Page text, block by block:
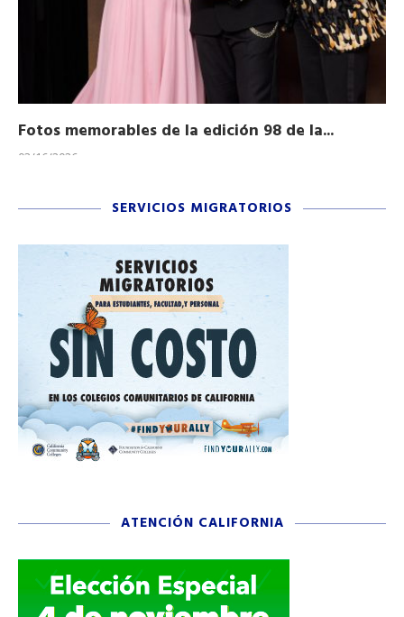
Fotos memorables de la edición 98 de la...
03/16/2026
SERVICIOS MIGRATORIOS
ATENCIÓN CALIFORNIA